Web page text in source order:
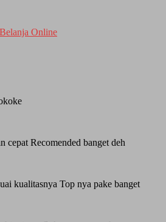
Online
cepat Recomended banget deh
kualitasnya Top nya pake banget